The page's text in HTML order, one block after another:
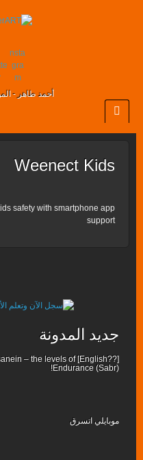
nsta
gra
m
أحمد طاهر -
Weenect Kids
safety with smartphone app
support
جديد المدونة
Hassanein – the levels of
Endurance (Sabr)!
موبايلي اتسرق